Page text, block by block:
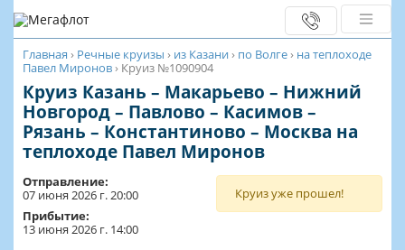
Главная › Речные круизы › из Казани › по Волге› на теплоходе
Павел Миронов› Круиз №1090904
Круиз Казань – Макарьево – Нижний
Новгород – Павлово – Касимов –
Рязань – Константиново – Москва на
теплоходе Павел Миронов
Отправление:
07 июня 2026 г. 20:00
Прибытие:
13 июня 2026 г. 14:00
Круиз уже прошел!